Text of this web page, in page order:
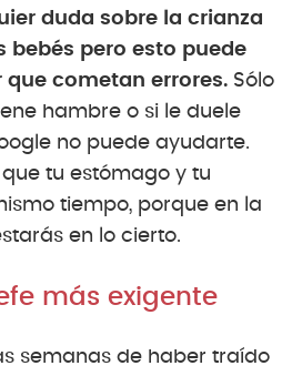
duda sobre la crianza
bebés pero esto puede
cometan errores. Sólo
hambre o si le duele
no puede ayudarte.
que tu estómago y tu
tiempo, porque en la
en lo cierto.
más exigente
semanas de haber traído